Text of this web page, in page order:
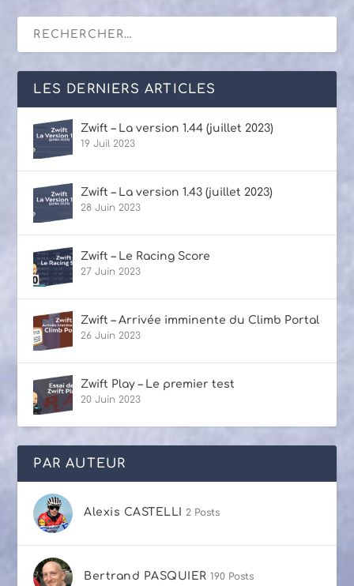
LES DERNIERS ARTICLES
Zwift – La version 1.44 (juillet 2023)
19 Juil 2023
Zwift – La version 1.43 (juillet 2023)
28 Juin 2023
Zwift – Le Racing Score
27 Juin 2023
Zwift – Arrivée imminente du Climb Portal
26 Juin 2023
Zwift Play – Le premier test
20 Juin 2023
PAR AUTEUR
Alexis CASTELLI 2 Posts
Bertrand PASQUIER 190 Posts